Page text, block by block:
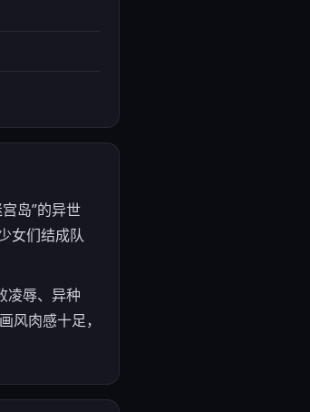
岛”的异世
女们结成队
凌辱、异种
风肉感十足，